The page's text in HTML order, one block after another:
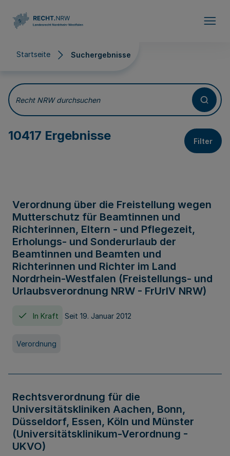
Startseite Suchergebnisse
Suchergebnisse
Recht NRW durchsuchen
10417 Ergebnisse Filter
Verordnung über die Freistellung wegen
Mutterschutz für Beamtinnen und
Richterinnen, Eltern - und Pflegezeit,
Erholungs- und Sonderurlaub der
Beamtinnen und Beamten und
Richterinnen und Richter im Land
Nordrhein-Westfalen (Freistellungs- und
Urlaubsverordnung NRW - FrUrlV NRW)
In Kraft Seit 19. Januar 2012
Verordnung
Rechtsverordnung für die
Universitätskliniken Aachen, Bonn,
Düsseldorf, Essen, Köln und Münster
(Universitätsklinikum-Verordnung -
UKVO)